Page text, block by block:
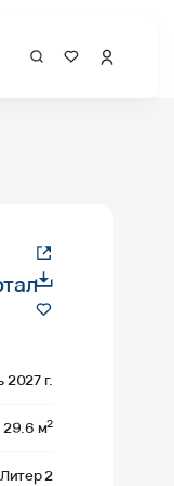
2027 г.
29.6 м2
Литер 2